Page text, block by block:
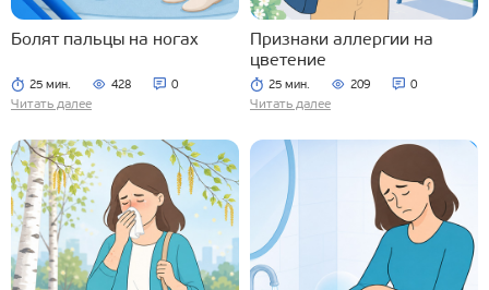
Болят пальцы на ногах
25 мин. 428 0
Читать далее
Признаки аллергии на
цветение
25 мин. 209 0
Читать далее